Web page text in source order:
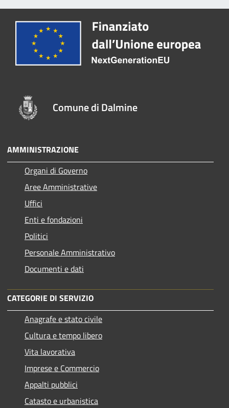
Comune di Dalmine
AMMINISTRAZIONE
Organi di Governo
Aree Amministrative
Uffici
Enti e fondazioni
Politici
Personale Amministrativo
Documenti e dati
CATEGORIE DI SERVIZIO
Anagrafe e stato civile
Cultura e tempo libero
Vita lavorativa
Imprese e Commercio
Appalti pubblici
Catasto e urbanistica